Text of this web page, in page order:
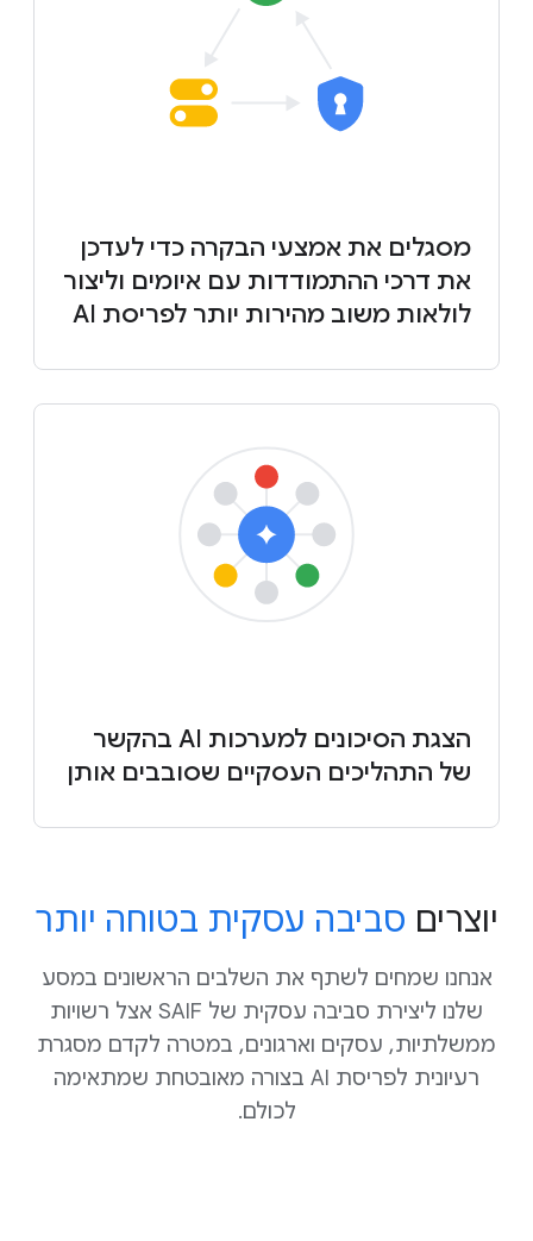
מסגלים את אמצעי הבקרה כדי לעדכן
את דרכי ההתמודדות עם איומים וליצור
לולאות משוב מהירות יותר לפריסת AI
הצגת הסיכונים למערכות AI בהקשר
של התהליכים העסקיים שסובבים אותן
‫יוצרים סביבה עסקית בטוחה יותר
אנחנו שמחים לשתף את השלבים הראשונים במסע
שלנו ליצירת סביבה עסקית של SAIF אצל רשויות
ממשלתיות, עסקים וארגונים, במטרה לקדם מסגרת
רעיונית לפריסת AI בצורה מאובטחת שמתאימה
לכולם.